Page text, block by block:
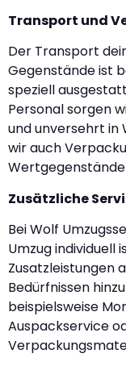
Transport und
Der Transport
Gegenstände ist
speziell
Personal sorgen
und unversehrt in
wir auch
Zusätzliche
Bei Wolf
Umzug individuell
Zusatzleistungen
Bedürfnissen
beispielsweise
Auspackservice